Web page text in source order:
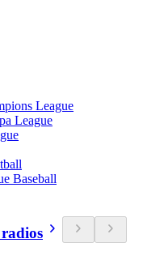
League
League
Baseball